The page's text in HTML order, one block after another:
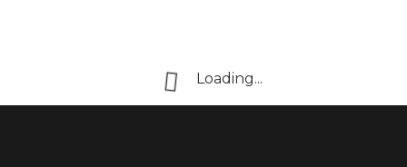
Loading...